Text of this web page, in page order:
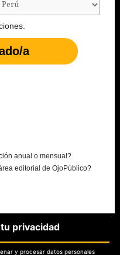
anual o mensual?
editorial de OjoPúblico?
privacidad
y procesar datos personales